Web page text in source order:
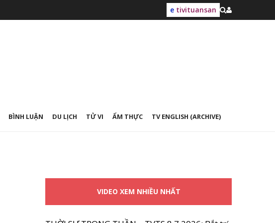
e tivituansan
BÌNH LUẬN DU LỊCH TỬ VI ẨM THỰC TV ENGLISH (ARCHIVE)
VIDEO XEM NHIỀU NHẤT